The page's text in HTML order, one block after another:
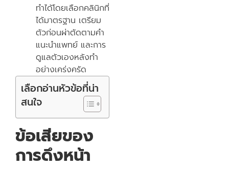
ทำได้โดยเลือกคลินิกที่
ได้มาตรฐาน เตรียม
ตัวก่อนผ่าตัดตามคำ
แนะนำแพทย์ และการ
ดูแลตัวเองหลังทำ
อย่างเคร่งครัด
เลือกอ่านหัวข้อที่น่า
สนใจ
ข้อเสียของ
การดึงหน้า